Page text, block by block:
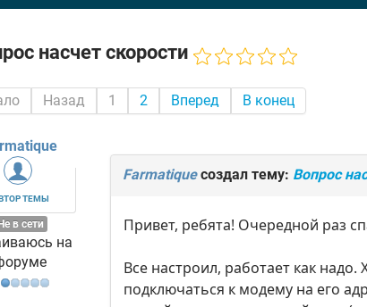
насчет скорости
Назад 1 2 Вперед В конец
ТЕМЫ
Не в сети
на
Farmatiqueсоздал тему: Вопрос
Привет, ребята! Очередной раз
Все настроил, работает как
подключаться к модему на его